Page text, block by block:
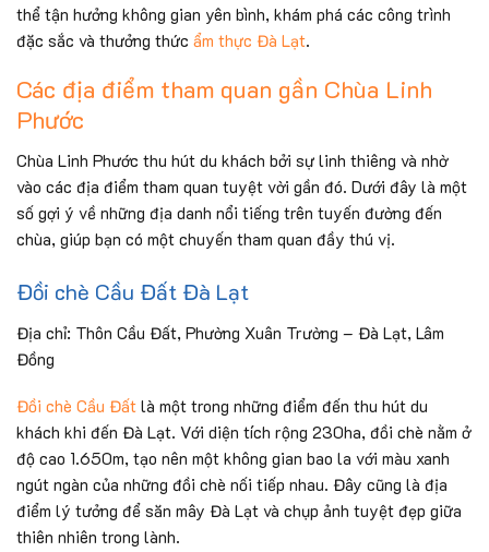
thể tận hưởng không gian yên bình, khám phá các công trình
đặc sắc và thưởng thức ẩm thực Đà Lạt.
Các địa điểm tham quan gần Chùa Linh
Phước
Chùa Linh Phước thu hút du khách bởi sự linh thiêng và nhờ
vào các địa điểm tham quan tuyệt vời gần đó. Dưới đây là một
số gợi ý về những địa danh nổi tiếng trên tuyến đường đến
chùa, giúp bạn có một chuyến tham quan đầy thú vị.
Đồi chè Cầu Đất Đà Lạt
Địa chỉ: Thôn Cầu Đất, Phường Xuân Trường – Đà Lạt, Lâm
Đồng
Đồi chè Cầu Đất là một trong những điểm đến thu hút du
khách khi đến Đà Lạt. Với diện tích rộng 230ha, đồi chè nằm ở
độ cao 1.650m, tạo nên một không gian bao la với màu xanh
ngút ngàn của những đồi chè nối tiếp nhau. Đây cũng là địa
điểm lý tưởng để săn mây Đà Lạt và chụp ảnh tuyệt đẹp giữa
thiên nhiên trong lành.